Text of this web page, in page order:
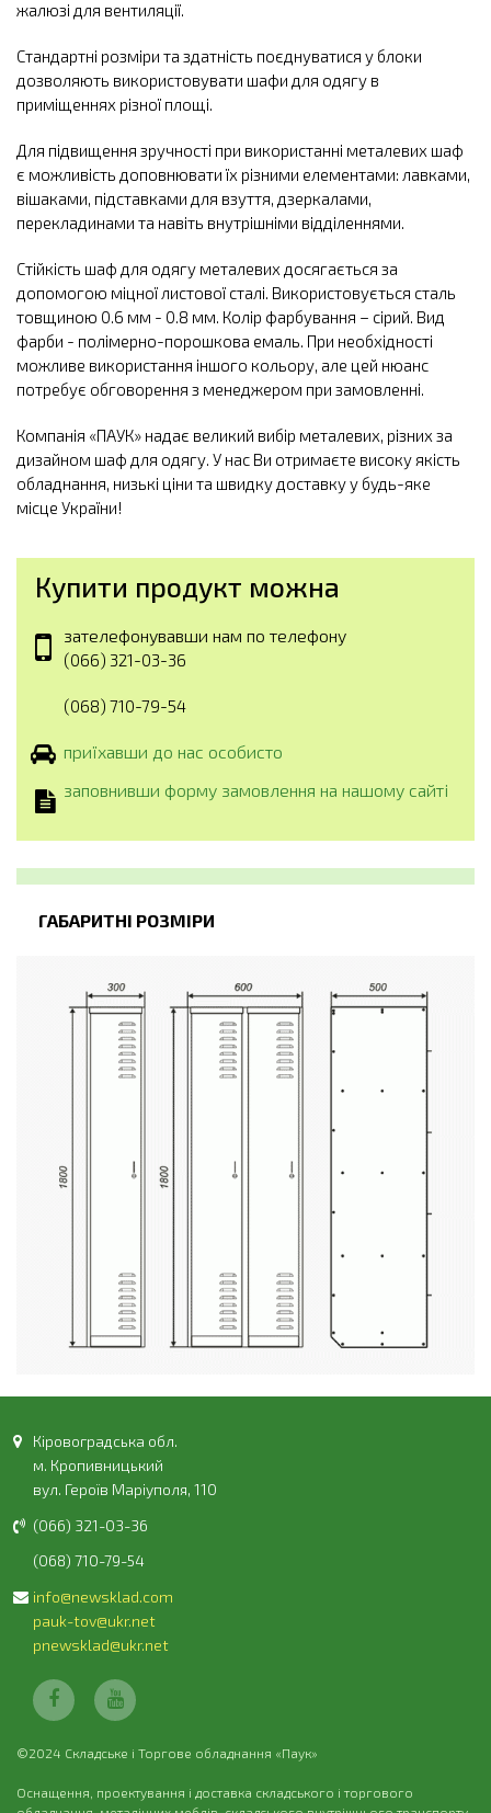
жалюзі для вентиляції.
Стандартні розміри та здатність поєднуватися у блоки
дозволяють використовувати шафи для одягу в
приміщеннях різної площі.
Для підвищення зручності при використанні металевих шаф
є можливість доповнювати їх різними елементами: лавками,
вішаками, підставками для взуття, дзеркалами,
перекладинами та навіть внутрішніми відділеннями.
Стійкість шаф для одягу металевих досягається за
допомогою міцної листової сталі. Використовується сталь
товщиною 0.6 мм - 0.8 мм. Колір фарбування – сірий. Вид
фарби - полімерно-порошкова емаль. При необхідності
можливе використання іншого кольору, але цей нюанс
потребує обговорення з менеджером при замовленні.
Компанія «ПАУК» надає великий вибір металевих, різних за
дизайном шаф для одягу. У нас Ви отримаєте високу якість
обладнання, низькі ціни та швидку доставку у будь-яке
місце України!
Купити продукт можна
зателефонувавши нам по телефону
(066) 321-03-36
(068) 710-79-54
приїхавши до нас особисто
заповнивши форму замовлення на нашому сайті
ГАБАРИТНІ РОЗМІРИ
Кіровоградська обл.
м. Кропивницький
вул. Героїв Маріуполя, 110
(066) 321-03-36
(068) 710-79-54
info@newsklad.com
pauk-tov@ukr.net
pnewsklad@ukr.net
©2024 Складське і Торгове обладнання «Паук»
Оснащення, проектування і доставка складського і торгового